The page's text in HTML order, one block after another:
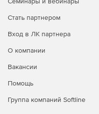
Java и другие.
Стать партнером
Вход в ЛК партнера
О компании
Вакансии
Помощь
Группа компаний Softline